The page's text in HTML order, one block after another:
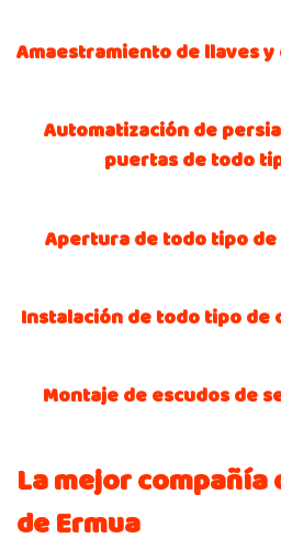
Amaestramiento de llaves
Automatización de
puertas de todo
Apertura de todo tipo
Instalación de todo tipo de
Montaje de escudos de
La mejor
de Ermua